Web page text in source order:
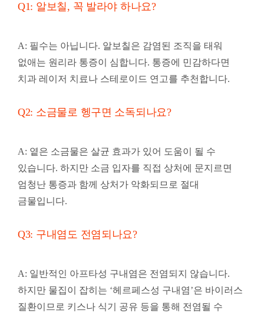
Q1: 알보칠, 꼭 발라야 하나요?
A: 필수는 아닙니다. 알보칠은 감염된 조직을 태워
없애는 원리라 통증이 심합니다. 통증에 민감하다면
치과 레이저 치료나 스테로이드 연고를 추천합니다.
Q2: 소금물로 헹구면 소독되나요?
A: 옅은 소금물은 살균 효과가 있어 도움이 될 수
있습니다. 하지만 소금 입자를 직접 상처에 문지르면
엄청난 통증과 함께 상처가 악화되므로 절대
금물입니다.
Q3: 구내염도 전염되나요?
A: 일반적인 아프타성 구내염은 전염되지 않습니다.
하지만 물집이 잡히는 ‘헤르페스성 구내염’은 바이러스
질환이므로 키스나 식기 공유 등을 통해 전염될 수